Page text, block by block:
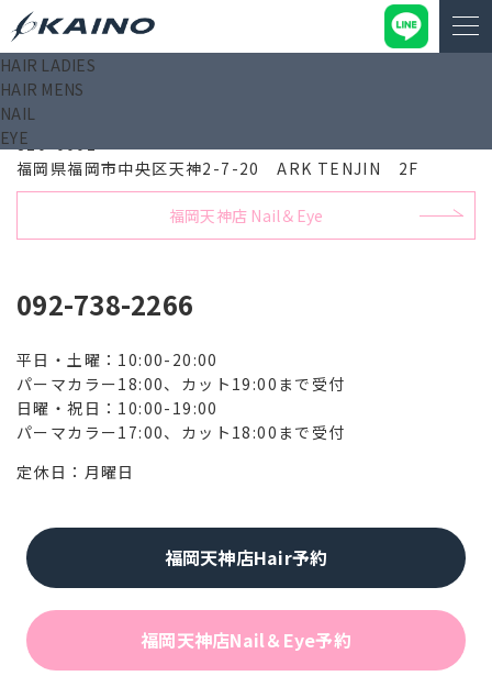
HAIR LADIES
HAIR MENS
NAIL
EYE
福岡天神店 Hair
810-0001
福岡県福岡市中央区天神2-7-20 ARK TENJIN 2F
福岡天神店 Nail＆Eye
092-738-2266
平日・土曜：10:00-20:00
パーマカラー18:00、カット19:00まで受付
日曜・祝日：10:00-19:00
パーマカラー17:00、カット18:00まで受付
定休日：月曜日
福岡天神店Hair予約
福岡天神店Nail＆Eye予約